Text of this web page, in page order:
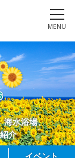
MENU
海水浴場、
介
イベント